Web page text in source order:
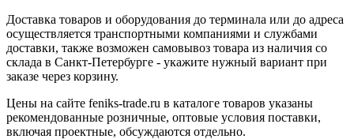
Доставка товаров и оборудования до терминала или до адреса
осуществляется транспортными компаниями и службами
доставки, также возможен самовывоз товара из наличия со
склада в Санкт-Петербурге - укажите нужный вариант при
заказе через корзину.
Цены на сайте feniks-trade.ru в каталоге товаров указаны
рекомендованные розничные, оптовые условия поставки,
включая проектные, обсуждаются отдельно.